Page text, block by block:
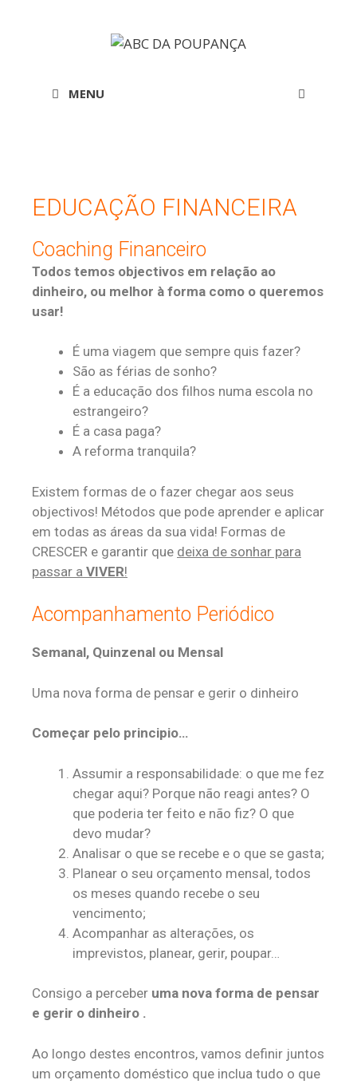
MENU
EDUCAÇÃO FINANCEIRA
Coaching Financeiro
Todos temos objectivos em relação ao
dinheiro, ou melhor à forma como o queremos
usar!
É uma viagem que sempre quis fazer?
São as férias de sonho?
É a educação dos filhos numa escola no
estrangeiro?
É a casa paga?
A reforma tranquila?
Existem formas de o fazer chegar aos seus
objectivos! Métodos que pode aprender e aplicar
em todas as áreas da sua vida! Formas de
CRESCER e garantir que deixa de sonhar para
passar a VIVER!
Acompanhamento Periódico
Semanal, Quinzenal ou Mensal
Uma nova forma de pensar e gerir o dinheiro
Começar pelo principio…
Assumir a responsabilidade: o que me fez
chegar aqui? Porque não reagi antes? O
que poderia ter feito e não fiz? O que
devo mudar?
Analisar o que se recebe e o que se gasta;
Planear o seu orçamento mensal, todos
os meses quando recebe o seu
vencimento;
Acompanhar as alterações, os
imprevistos, planear, gerir, poupar…
Consigo a perceber uma nova forma de pensar
e gerir o dinheiro .
Ao longo destes encontros, vamos definir juntos
um orçamento doméstico que inclua tudo o que